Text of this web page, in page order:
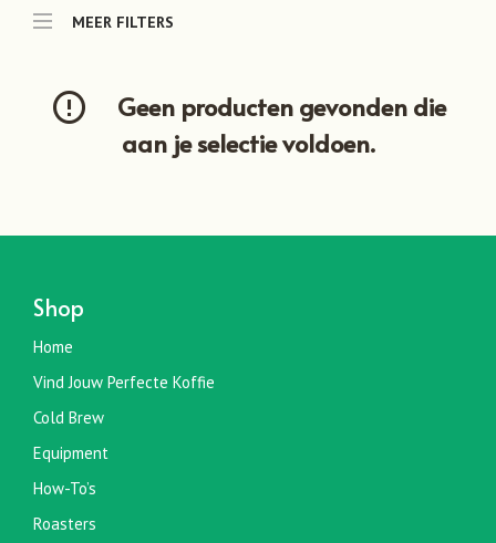
MEER FILTERS
Geen producten gevonden die
aan je selectie voldoen.
Shop
Home
Vind Jouw Perfecte Koffie
Cold Brew
Equipment
How-To’s
Roasters